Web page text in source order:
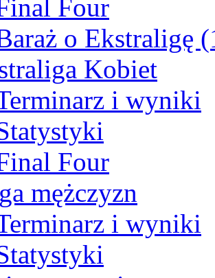
Four
o Ekstraligę
Kobiet
i wyniki
Four
mężczyzn
i wyniki